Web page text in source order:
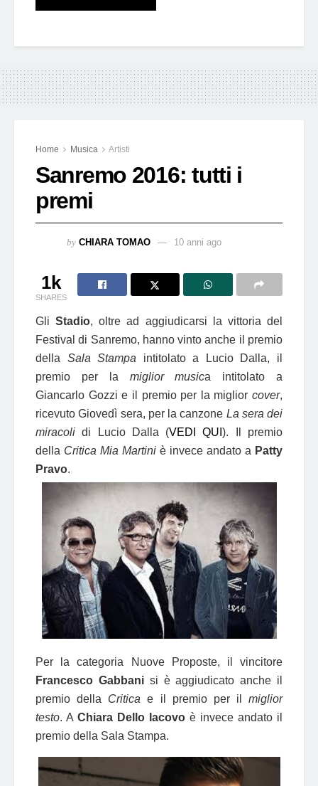
Home Musica Artisti
Sanremo 2016: tutti i
premi
by CHIARA TOMAO 10 anni ago
1k
SHARES
GliStadio, oltre ad aggiudicarsi la vittoria del
Festival di Sanremo, hanno vinto anche il premio
della Sala Stampa intitolato a Lucio Dalla, il
premio per la miglior musica intitolato a
Giancarlo Gozzi e il premio per la miglior cover,
ricevuto Giovedì sera, per la canzone La sera dei
miracoli di Lucio Dalla (VEDI QUI). Il premio
della Critica Mia Martini è invece andato a Patty
Pravo.
Per la categoria Nuove Proposte, il vincitore
Francesco Gabbanisi è aggiudicato anche il
premio della Critica e il premio per il
miglior
testo. A Chiara Dello Iacovo è invece andato il
premio della Sala Stampa.